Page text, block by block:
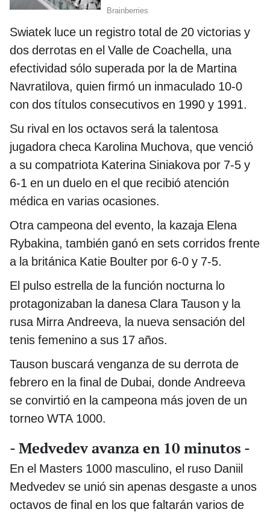
Swiatek luce un registro total de 20 victorias y
dos derrotas en el Valle de Coachella, una
efectividad sólo superada por la de Martina
Navratilova, quien firmó un inmaculado 10-0
con dos títulos consecutivos en 1990 y 1991.
Su rival en los octavos será la talentosa
jugadora checa Karolina Muchova, que venció
a su compatriota Katerina Siniakova por 7-5 y
6-1 en un duelo en el que recibió atención
médica en varias ocasiones.
Otra campeona del evento, la kazaja Elena
Rybakina, también ganó en sets corridos frente
a la británica Katie Boulter por 6-0 y 7-5.
El pulso estrella de la función nocturna lo
protagonizaban la danesa Clara Tauson y la
rusa Mirra Andreeva, la nueva sensación del
tenis femenino a sus 17 años.
Tauson buscará venganza de su derrota de
febrero en la final de Dubai, donde Andreeva
se convirtió en la campeona más joven de un
torneo WTA 1000.
- Medvedev avanza en 10 minutos -
En el Masters 1000 masculino, el ruso Daniil
Medvedev se unió sin apenas desgaste a unos
octavos de final en los que faltarán varios de